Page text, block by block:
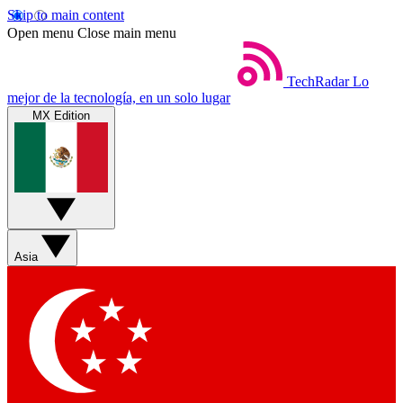
Skip to main content
Open menu Close main menu
TechRadar Lo
mejor de la tecnología, en un solo lugar
MX Edition
Asia